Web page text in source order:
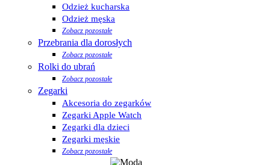
Odzież kucharska
Odzież męska
Zobacz pozostałe
Przebrania dla dorosłych
Zobacz pozostałe
Rolki do ubrań
Zobacz pozostałe
Zegarki
Akcesoria do zegarków
Zegarki Apple Watch
Zegarki dla dzieci
Zegarki męskie
Zobacz pozostałe